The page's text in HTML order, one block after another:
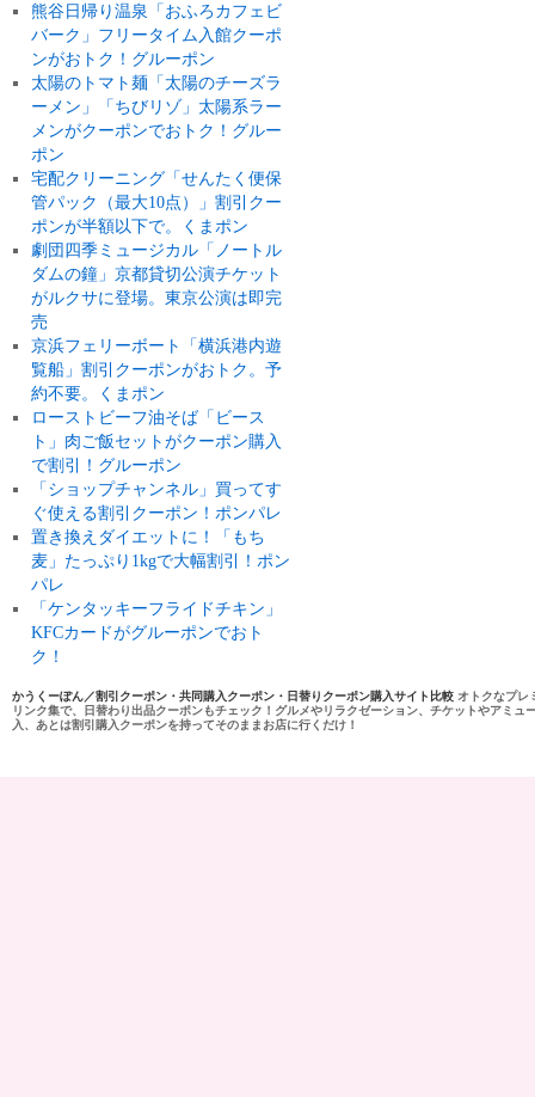
熊谷日帰り温泉「おふろカフェビ
バーク」フリータイム入館クーポ
ンがおトク！グルーポン
太陽のトマト麺「太陽のチーズラ
ーメン」「ちびリゾ」太陽系ラー
メンがクーポンでおトク！グルー
ポン
宅配クリーニング「せんたく便保
管パック（最大10点）」割引クー
ポンが半額以下で。くまポン
劇団四季ミュージカル「ノートル
ダムの鐘」京都貸切公演チケット
がルクサに登場。東京公演は即完
売
京浜フェリーボート「横浜港内遊
覧船」割引クーポンがおトク。予
約不要。くまポン
ローストビーフ油そば「ビース
ト」肉ご飯セットがクーポン購入
で割引！グルーポン
「ショップチャンネル」買ってす
ぐ使える割引クーポン！ポンパレ
置き換えダイエットに！「もち
麦」たっぷり1kgで大幅割引！ポン
パレ
「ケンタッキーフライドチキン」
KFCカードがグルーポンでおト
ク！
かうくーぽん／割引クーポン・共同購入クーポン・日替りクーポン購入サイト比較 オトクなプレ
リンク集で、日替わり出品クーポンもチェック！グルメやリラクゼーション、チケットやアミ
入、あとは割引購入クーポンを持ってそのままお店に行くだけ！